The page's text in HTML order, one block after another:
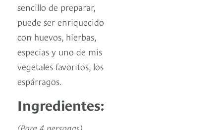
sencillo de preparar,
puede ser enriquecido
con huevos, hierbas,
especias y uno de mis
vegetales favoritos, los
espárragos.
Ingredientes:
(Para 4 personas)